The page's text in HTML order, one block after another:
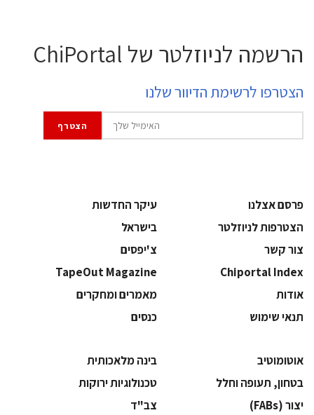
הרשמה לניוזלטר של ChiPortal
הצטרפו לרשימת הדיוור שלנו
פרסם אצלנו
עיקר החדשות
הצטרפות לניוזלטר
בישראל
צור קשר
צ'יפסים
Chiportal Index
TapeOut Magazine
אודות
מאמרים ומחקרים
תנאי שימוש
כנסים
אוטומוטיב
בינה מלאכותית
בטחון, תעופה וחלל
‫טכנולוגיות ירוקות‬
‫יצור (‪(FABs‬‬
‫צב"ד‬